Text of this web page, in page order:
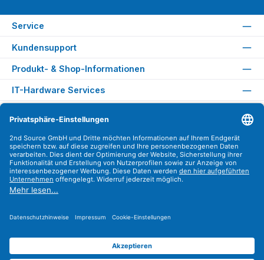
Service
Kundensupport
Produkt- & Shop-Informationen
IT-Hardware Services
Versandarten
Zahlungsarten
Sicher Einkaufen
Find us on